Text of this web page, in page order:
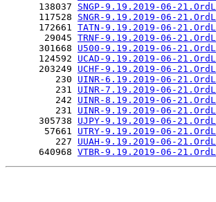
      138037
SNGP-9.19.2019-06-
      117528
SNGR-9.19.2019-06-
      172661
TATN-9.19.2019-06-
       29045
TRNF-9.19.2019-06-
      301668
U500-9.19.2019-06-
      124592
UCAD-9.19.2019-06-
      203249
UCHF-9.19.2019-06-
         230
UINR-6.19.2019-06-
         231
UINR-7.19.2019-06-
         242
UINR-8.19.2019-06-
         231
UINR-9.19.2019-06-
      305738
UJPY-9.19.2019-06-
       57661
UTRY-9.19.2019-06-
         227
UUAH-9.19.2019-06-
      640968
VTBR-9.19.2019-06-